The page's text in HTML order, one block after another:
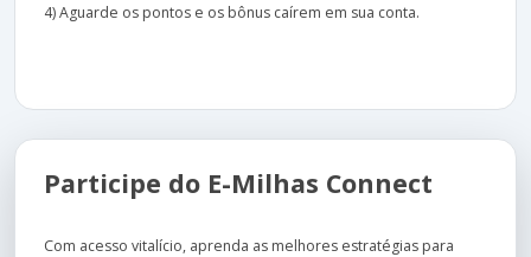
4) Aguarde os pontos e os bônus caírem em sua conta.
Participe do E-Milhas Connect
Com acesso vitalício, aprenda as melhores estratégias para